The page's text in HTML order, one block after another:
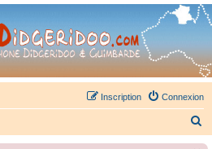
- retrouvez la communauté.
Connexion
Inscription